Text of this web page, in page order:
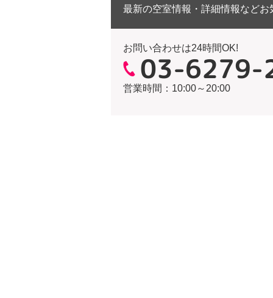
最新の空室情報・詳細情報など
お問い合わせは24時間OK!
03-6279-
営業時間：10:00～20:00